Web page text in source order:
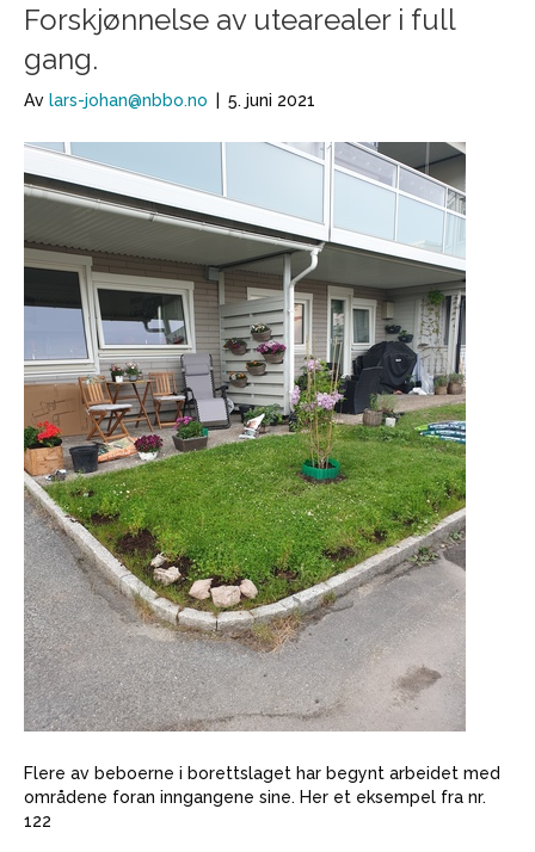
Forskjønnelse av utearealer i full
gang.
Av lars-johan@nbbo.no 5. juni 2021
Flere av beboerne i borettslaget har begynt arbeidet med
områdene foran inngangene sine. Her et eksempel fra nr.
122